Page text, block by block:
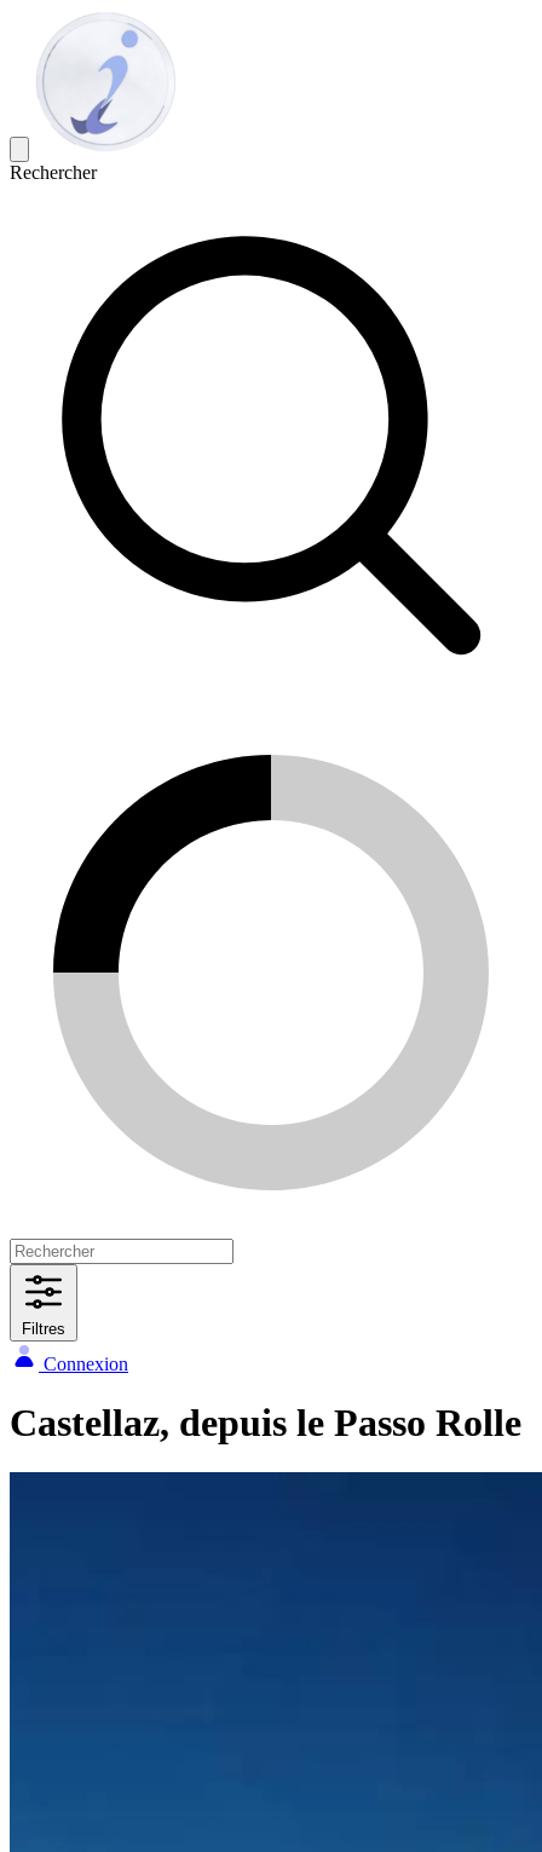
Rechercher
Filtres
Connexion
Castellaz, depuis le Passo Rolle